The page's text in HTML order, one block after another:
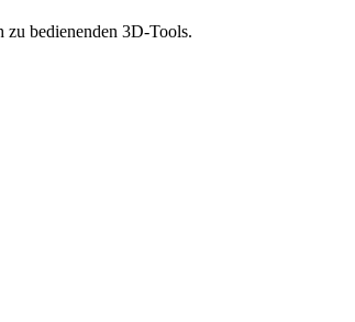
zu bedienenden 3D-Tools.